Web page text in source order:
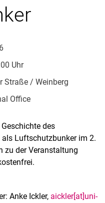
Uhr
Straße / Weinberg
Office
des
Luftschutzbunker im 2.
zu der Veranstaltung
Anke Ickler, aickler[at]uni-